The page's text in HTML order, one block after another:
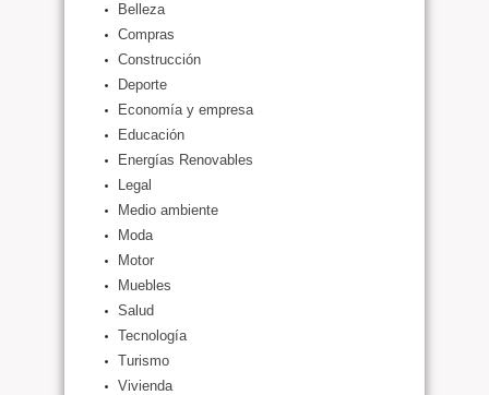
Belleza
Compras
Construcción
Deporte
Economía y empresa
Educación
Energías Renovables
Legal
Medio ambiente
Moda
Motor
Muebles
Salud
Tecnología
Turismo
Vivienda